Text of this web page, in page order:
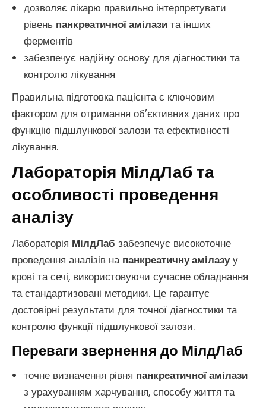
дозволяє лікарю правильно інтерпретувати
рівень панкреатичної амілази та інших
ферментів
забезпечує надійну основу для діагностики та
контролю лікування
Правильна підготовка пацієнта є ключовим
фактором для отримання об’єктивних даних про
функцію підшлункової залози та ефективності
лікування.
Лабораторія МілдЛаб та
особливості проведення
аналізу
Лабораторія МілдЛаб забезпечує високоточне
проведення аналізів на панкреатичну амілазуу
крові та сечі, використовуючи сучасне обладнання
та стандартизовані методики. Це гарантує
достовірні результати для точної діагностики та
контролю функції підшлункової залози.
Переваги звернення до МілдЛаб
точне визначення рівня панкреатичної амілази
з урахуванням харчування, способу життя та